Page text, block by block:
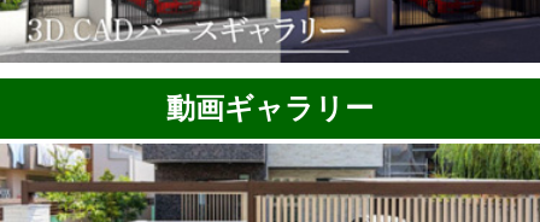
動画ギャラリー